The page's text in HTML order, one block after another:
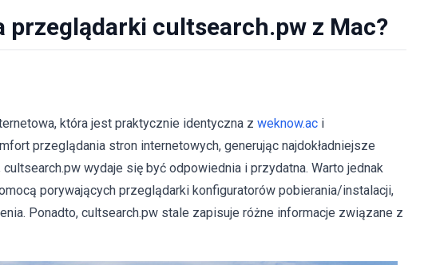
przeglądarki cultsearch.pw z Mac?
która jest praktycznie identyczna z weknow.ac i
przeglądania stron internetowych, generując najdokładniejsze
wydaje się być odpowiednia i przydatna. Warto jednak
porywających przeglądarki konfiguratorów pobierania/instalacji,
Ponadto, cultsearch.pw stale zapisuje różne informacje związane z